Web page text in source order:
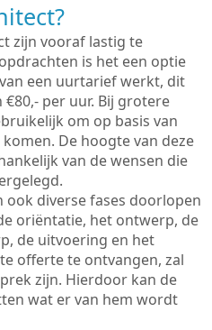
zijn vooraf lastig te
is het een optie
een uurtarief werkt, dit
per uur. Bij grotere
om op basis van
De hoogte van deze
van de wensen die
diverse fases doorlopen
oriëntatie, het ontwerp, de
de uitvoering en het
offerte te ontvangen, zal
zijn. Hierdoor kan de
wat er van hem wordt